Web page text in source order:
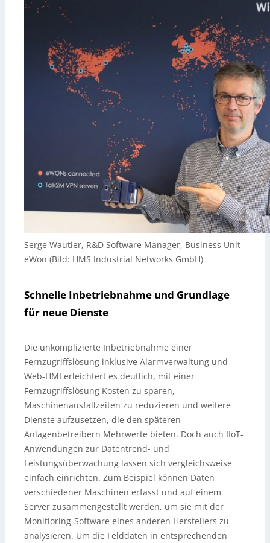
Serge Wautier, R&D Software Manager, Business Unit
eWon (Bild: HMS Industrial Networks GmbH)
Schnelle Inbetriebnahme und Grundlage
für neue Dienste
Die unkomplizierte Inbetriebnahme einer
Fernzugriffslösung inklusive Alarmverwaltung und
Web-HMI erleichtert es deutlich, mit einer
Fernzugriffslösung Kosten zu sparen,
Maschinenausfallzeiten zu reduzieren und weitere
Dienste aufzusetzen, die den späteren
Anlagenbetreibern Mehrwerte bieten. Doch auch IIoT-
Anwendungen zur Datentrend- und
Leistungsüberwachung lassen sich vergleichsweise
einfach einrichten. Zum Beispiel können Daten
verschiedener Maschinen erfasst und auf einem
Server zusammengestellt werden, um sie mit der
Monitioring-Software eines anderen Herstellers zu
analysieren. Um die Felddaten in entsprechenden